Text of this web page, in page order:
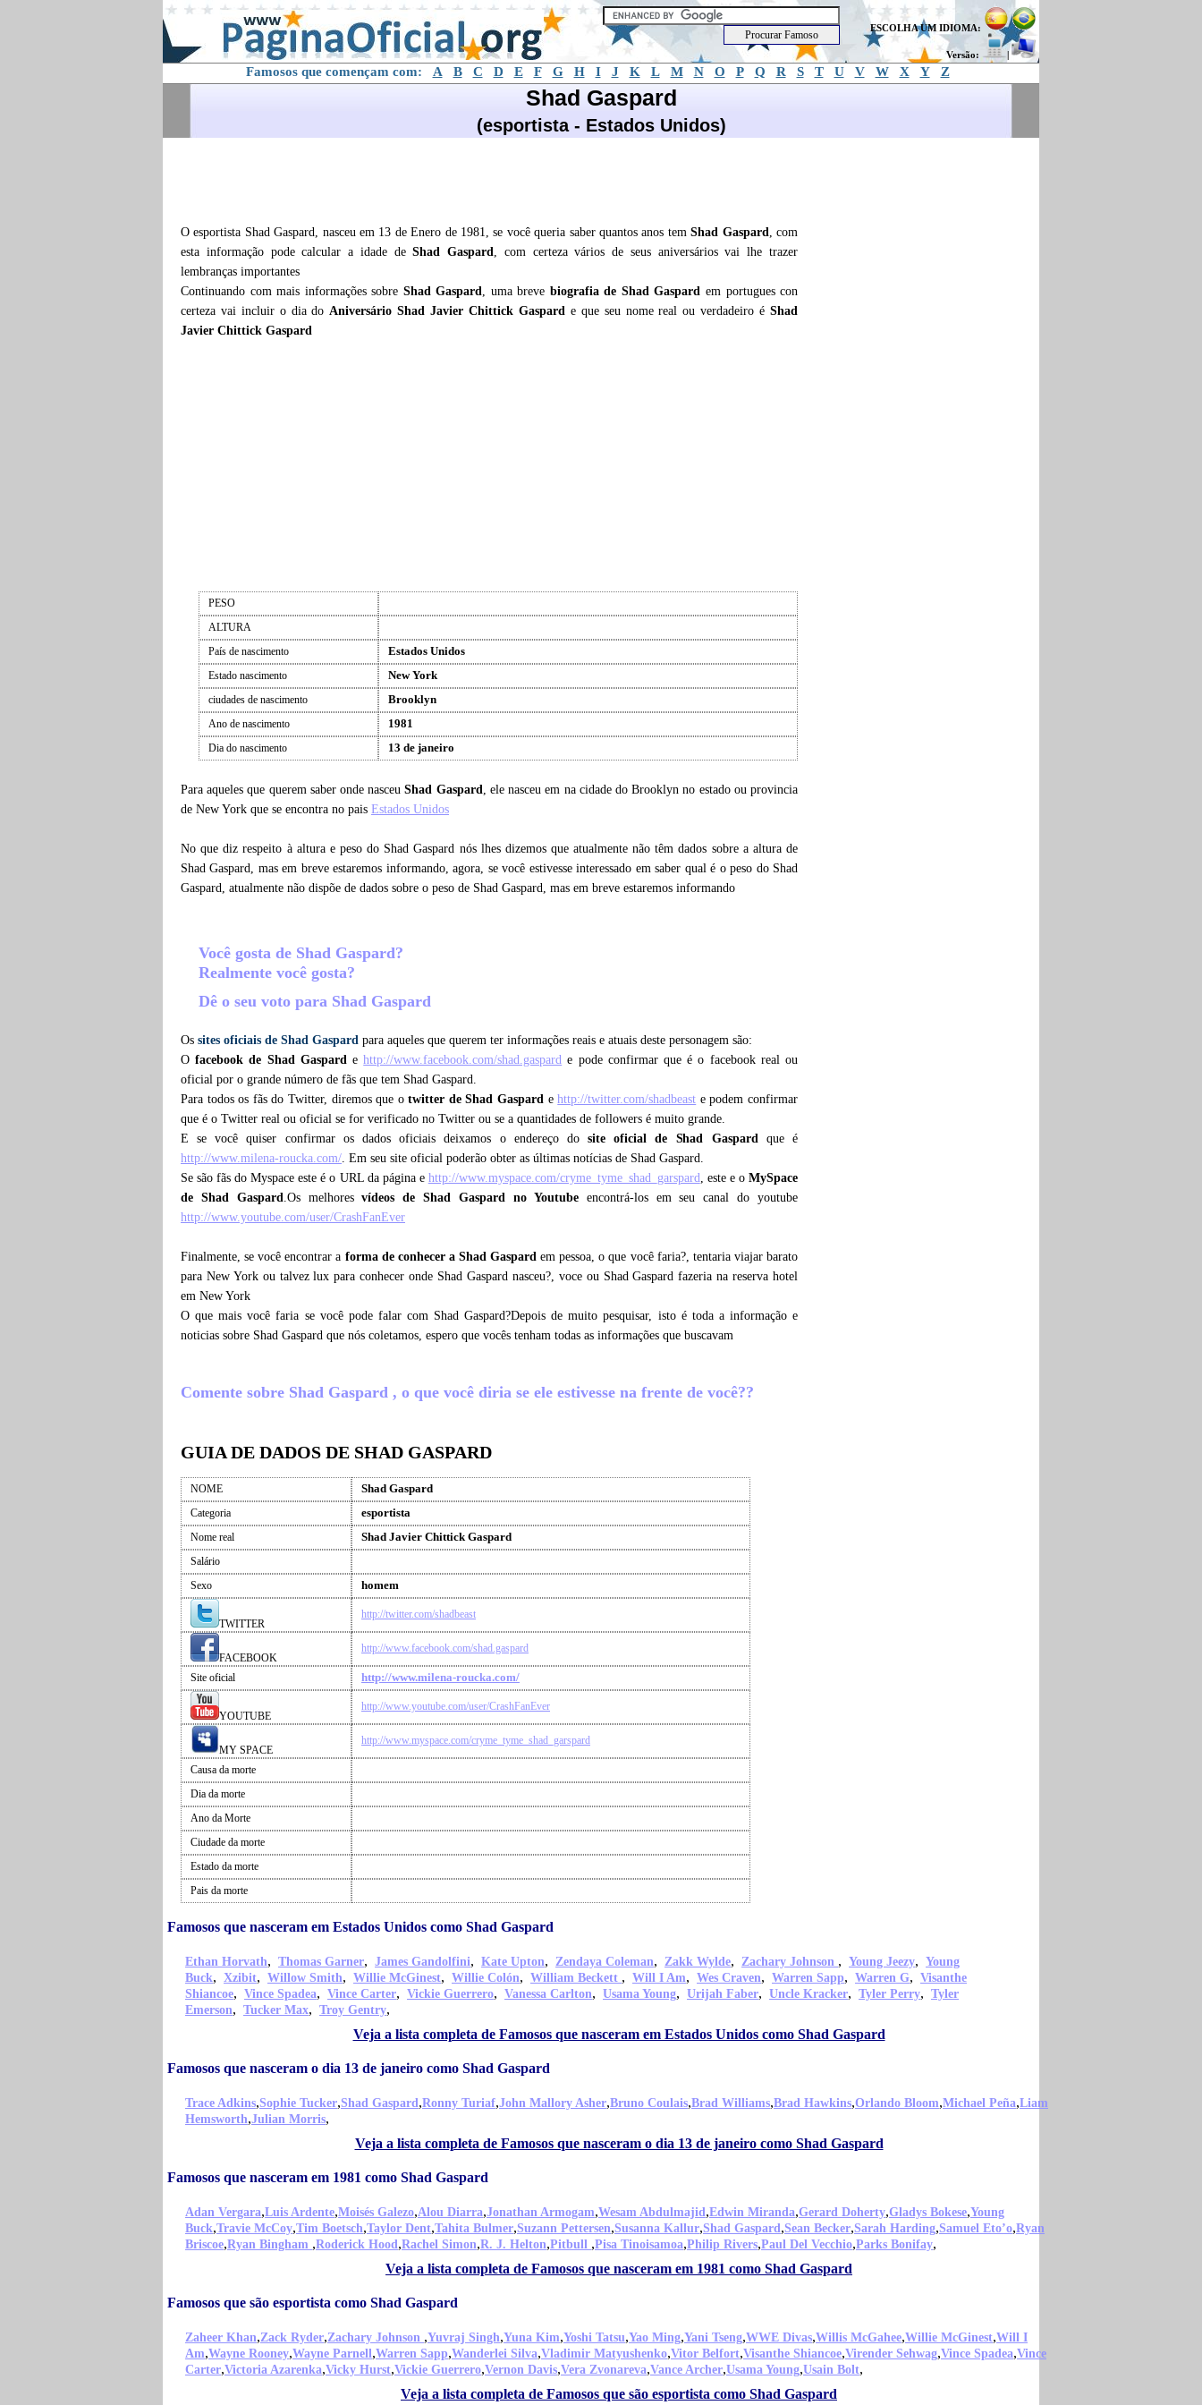
ESCOLHA UM IDIOMA:
Versão: |
Famosos que començam com: A B C D E F G H I J K L M N O P Q R S T U V W X Y Z
Shad Gaspard
(esportista - Estados Unidos)
O esportista Shad Gaspard, nasceu em 13 de Enero de 1981, se você queria saber quantos anos temShad Gaspard, com
esta informação pode calcular a idade deShad Gaspard, com certeza vários de seus aniversários vai lhe trazer
lembranças importantes
Continuando com mais informações sobre Shad Gaspard, uma breve biografia de Shad Gaspard em portugues con
certeza vai incluir o dia doAniversário Shad Javier Chittick Gasparde que seu nome real ou verdadeiro éShad
Javier Chittick Gaspard
PESO
ALTURA
País de nascimento
Estados Unidos
Estado nascimento New York
ciudades de nascimento Brooklyn
Ano de nascimento 1981
Dia do nascimento 13 de janeiro
Para aqueles que querem saber onde nasceuShad Gaspard, ele nasceu em na cidade do Brooklyn no estado ou provincia
de New York que se encontra no pais Estados Unidos
No que diz respeito à altura e peso do Shad Gaspard nós lhes dizemos que atualmente não têm dados sobre a altura de
Shad Gaspard, mas em breve estaremos informando, agora, se você estivesse interessado em saber qual é o peso do Shad
Gaspard, atualmente não dispõe de dados sobre o peso de Shad Gaspard, mas em breve estaremos informando
Você gosta de Shad Gaspard?
Realmente você gosta?
Dê o seu voto para Shad Gaspard
Os sites oficiais de Shad Gaspard para aqueles que querem ter informações reais e atuais deste personagem são:
Ofacebook de Shad Gaspardehttp://www.facebook.com/shad.gaspard e pode confirmar que é o facebook real ou
oficial por o grande número de fãs que tem Shad Gaspard.
Para todos os fãs do Twitter, diremos que otwitter de Shad Gaspard ehttp://twitter.com/shadbeast e podem confirmar
que é o Twitter real ou oficial se for verificado no Twitter ou se a quantidades de followers é muito grande.
E se você quiser confirmar os dados oficiais deixamos o endereço do site oficial de Shad Gaspardque é
http://www.milena-roucka.com/. Em seu site oficial poderão obter as últimas notícias de Shad Gaspard.
Se são fãs do Myspace este é o URL da página e http://www.myspace.com/cryme_tyme_shad_garspard, este e o MySpace
de Shad Gaspard.Os melhoresvídeos de Shad Gaspard no Youtubeencontrá-los em seu canal do youtube
http://www.youtube.com/user/CrashFanEver
Finalmente, se você encontrar a forma de conhecer a Shad Gaspard em pessoa, o que você faria?, tentaria viajar barato
para New York ou talvez lux para conhecer onde Shad Gaspard nasceu?, voce ou Shad Gaspard fazeria na reserva hotel
em New York
O que mais você faria se você pode falar com Shad Gaspard?Depois de muito pesquisar, isto é toda a informação e
noticias sobre Shad Gaspard que nós coletamos, espero que vocês tenham todas as informações que buscavam
Comente sobre Shad Gaspard , o que você diria se ele estivesse na frente de você??
GUIA DE DADOS DE SHAD GASPARD
NOME Shad Gaspard
Categoria esportista
Nome real Shad Javier Chittick Gaspard
Salário
Sexo
homem
TWITTER
http://twitter.com/shadbeast
FACEBOOK
http://www.facebook.com/shad.gaspard
Site oficial http://www.milena-roucka.com/
YOUTUBE
http://www.youtube.com/user/CrashFanEver
MY SPACE
http://www.myspace.com/cryme_tyme_shad_garspard
Causa da morte
Dia da morte
Ano da Morte
Ciudade da morte
Estado da morte
Pais da morte
Famosos que nasceram em Estados Unidos como Shad Gaspard
Ethan Horvath, Thomas Garner, James Gandolfini, Kate Upton, Zendaya Coleman, Zakk Wylde, Zachary Johnson , Young Jeezy, Young
Buck, Xzibit, Willow Smith, Willie McGinest, Willie Colón, William Beckett , Will I Am, Wes Craven, Warren Sapp, Warren G, Visanthe
Shiancoe, Vince Spadea, Vince Carter, Vickie Guerrero, Vanessa Carlton, Usama Young, Urijah Faber, Uncle Kracker, Tyler Perry, Tyler
Emerson, Tucker Max, Troy Gentry,
Veja a lista completa de Famosos que nasceram em Estados Unidos como Shad Gaspard
Famosos que nasceram o dia 13 de janeiro como Shad Gaspard
Trace Adkins,Sophie Tucker,Shad Gaspard,Ronny Turiaf,John Mallory Asher,Bruno Coulais,Brad Williams,Brad Hawkins,Orlando Bloom,Michael Peña,Liam
Hemsworth,Julian Morris,
Veja a lista completa de Famosos que nasceram o dia 13 de janeiro como Shad Gaspard
Famosos que nasceram em 1981 como Shad Gaspard
Adan Vergara,Luis Ardente,Moisés Galezo,Alou Diarra,Jonathan Armogam,Wesam Abdulmajid,Edwin Miranda,Gerard Doherty,Gladys Bokese,Young
Buck,Travie McCoy,Tim Boetsch,Taylor Dent,Tahita Bulmer,Suzann Pettersen,Susanna Kallur,Shad Gaspard,Sean Becker,Sarah Harding,Samuel Eto’o,Ryan
Briscoe,Ryan Bingham ,Roderick Hood,Rachel Simon,R. J. Helton,Pitbull ,Pisa Tinoisamoa,Philip Rivers,Paul Del Vecchio,Parks Bonifay,
Veja a lista completa de Famosos que nasceram em 1981 como Shad Gaspard
Famosos que são esportista como Shad Gaspard
Zaheer Khan,Zack Ryder,Zachary Johnson ,Yuvraj Singh,Yuna Kim,Yoshi Tatsu,Yao Ming,Yani Tseng,WWE Divas,Willis McGahee,Willie McGinest,Will I
Am,Wayne Rooney,Wayne Parnell,Warren Sapp,Wanderlei Silva,Vladimir Matyushenko,Vitor Belfort,Visanthe Shiancoe,Virender Sehwag,Vince Spadea,Vince
Carter,Victoria Azarenka,Vicky Hurst,Vickie Guerrero,Vernon Davis,Vera Zvonareva,Vance Archer,Usama Young,Usain Bolt,
Veja a lista completa de Famosos que são esportista como Shad Gaspard